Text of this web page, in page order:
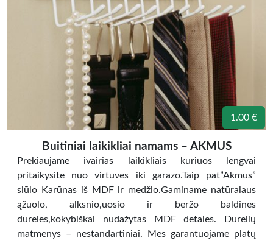
1.00 €
Buitiniai laikikliai namams – AKMUS
Prekiaujame ivairias laikikliais kuriuos lengvai
pritaikysite nuo virtuves iki garazo.Taip pat”Akmus”
siūlo Karūnas iš MDF ir medžio.Gaminame natūralaus
ąžuolo, alksnio,uosio ir beržo baldines
dureles,kokybiškai nudažytas MDF detales. Durelių
matmenys – nestandartiniai. Mes garantuojame platų